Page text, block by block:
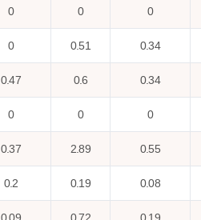
0 0 0
0 0.51 0.34
0.47 0.6 0.34
0 0 0
0.37 2.89 0.55
0.2 0.19 0.08